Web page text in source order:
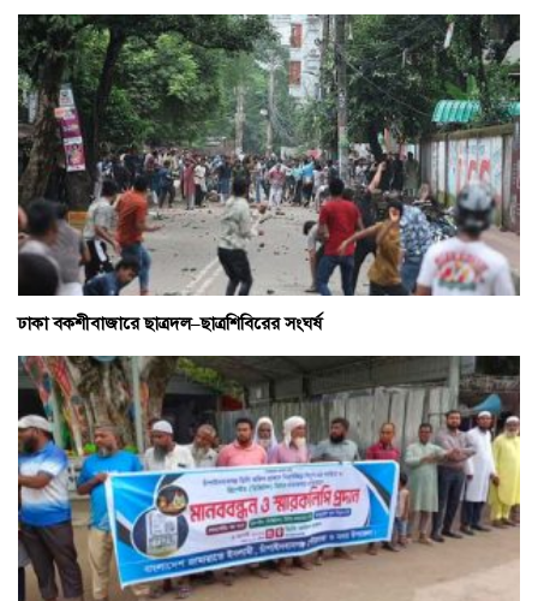
ঢাকা বকশীবাজারে ছাত্রদল–ছাত্রশিবিরের সংঘর্ষ